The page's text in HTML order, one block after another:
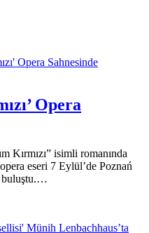
Opera
Kırmızı” isimli romanında
eseri 7 Eylül’de Poznań
buluştu.…